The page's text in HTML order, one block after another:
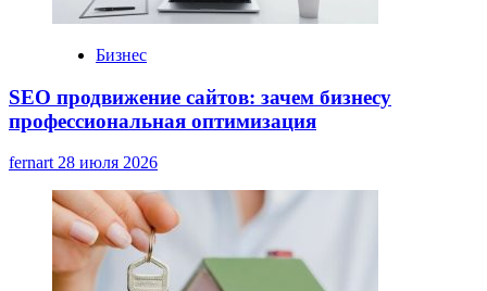
Бизнес
SEO продвижение сайтов: зачем бизнесу
профессиональная оптимизация
fernart 28 июля 2026